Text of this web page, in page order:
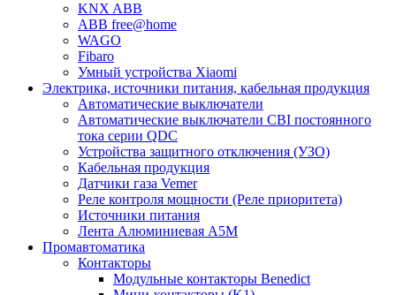
KNX ABB
ABB free@home
WAGO
Fibaro
Умный устройства Xiaomi
Электрика, источники питания, кабельная продукция
Автоматические выключатели
Автоматические выключатели CBI постоянного
тока серии QDC
Устройства защитного отключения (УЗО)
Кабельная продукция
Датчики газа Vemer
Реле контроля мощности (Реле приоритета)
Источники питания
Лента Алюминиевая А5М
Промавтоматика
Контакторы
Модульные контакторы Benedict